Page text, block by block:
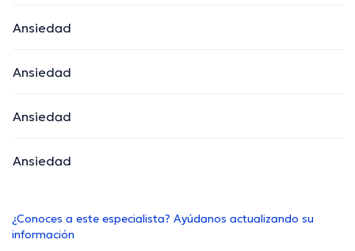
Ansiedad
Ansiedad
Ansiedad
Ansiedad
¿Conoces a este especialista? Ayúdanos actualizando su
información